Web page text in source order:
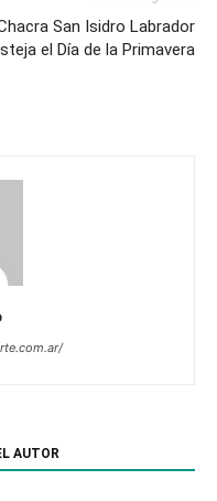
San Isidro Labrador
el Día de la Primavera
AUTOR